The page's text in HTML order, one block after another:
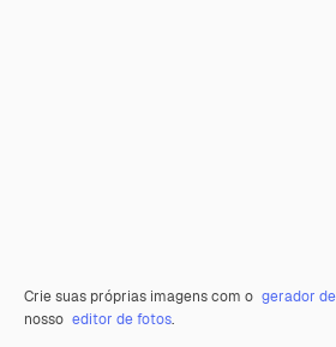
Crie suas próprias imagens com o gerador
nosso editor de fotos.